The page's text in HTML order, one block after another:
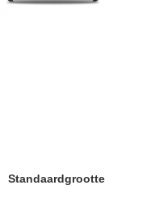
Standaardgrootte